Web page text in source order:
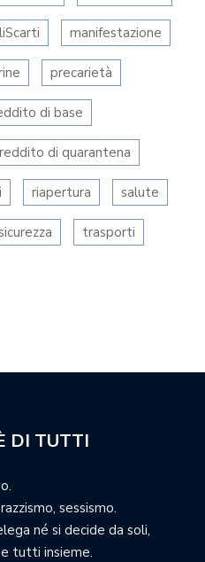
manifestazione
precarietà
di base
reddito di quarantena
riapertura salute
trasporti
DI TUTTI
sessismo.
né si decide da soli,
tutti insieme.